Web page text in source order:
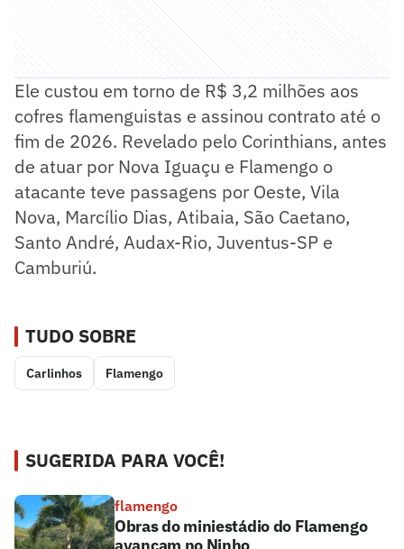
Ele custou em torno de R$ 3,2 milhões aos
cofres flamenguistas e assinou contrato até o
fim de 2026. Revelado pelo Corinthians, antes
de atuar por Nova Iguaçu e Flamengo o
atacante teve passagens por Oeste, Vila
Nova, Marcílio Dias, Atibaia, São Caetano,
Santo André, Audax-Rio, Juventus-SP e
Camburiú.
TUDO SOBRE
Carlinhos Flamengo
SUGERIDA PARA VOCÊ!
flamengo
Obras do miniestádio do Flamengo